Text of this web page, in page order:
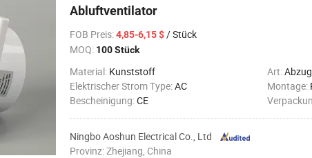
Abluftventilator
FOB Preis:4,85-6,15 $/ Stück
MOQ: 100 Stück
Material: Kunststoff Art:
Elektrischer Strom Type:AC Montage:
Bescheinigung:CE
Ningbo Aoshun Electrical Co., Ltd
Provinz: Zhejiang, China